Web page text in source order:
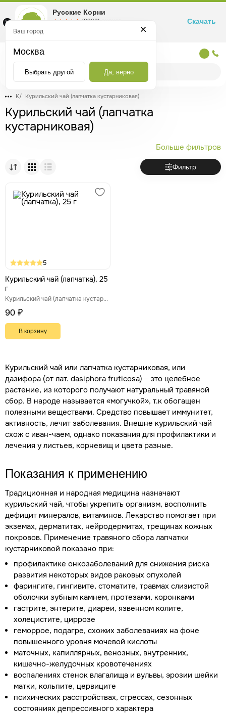
К/ Курильский чай (лапчатка кустарниковая)
Курильский чай (лапчатка
кустарниковая)
Больше фильтров
Фильтр
5
Курильский чай (лапчатка), 25
г
Курильский чай (лапчатка кустарниковая)
90 ₽
В корзину
Курильский чай или лапчатка кустарниковая, или
дазифора (от лат. dasiphora fruticosa) – это целебное
растение, из которого получают натуральный травяной
сбор. В народе называется «могучкой», т.к обогащен
полезными веществами. Средство повышает иммунитет,
активность, лечит заболевания. Внешне курильский чай
схож с иван-чаем, однако показания для профилактики и
лечения у листьев, корневищ и цвета разные.
Показания к применению
Традиционная и народная медицина назначают
курильский чай, чтобы укрепить организм, восполнить
дефицит минералов, витаминов. Лекарство помогает при
экземах, дерматитах, нейродермитах, трещинах кожных
покровов. Применение травяного сбора лапчатки
кустарниковой показано при:
профилактике онкозаболеваний для снижения риска
развития некоторых видов раковых опухолей
фарингите, гингивите, стоматите, травмах слизистой
оболочки зубным камнем, протезами, коронками
гастрите, энтерите, диареи, язвенном колите,
холецистите, циррозе
геморрое, подагре, схожих заболеваниях на фоне
повышенного уровня мочевой кислоты
маточных, капиллярных, венозных, внутренних,
кишечно-желудочных кровотечениях
воспалениях стенок влагалища и вульвы, эрозии шейки
матки, кольпите, цервиците
психических расстройствах, стрессах, сезонных
состояниях депрессивного характера
Ваш город
Москва
Выбрать другой Да, верно
Русские Корни
☆☆☆☆☆
★★★★★ (2360) оценка
Маркетплейс товаров для здоровья
Скачать